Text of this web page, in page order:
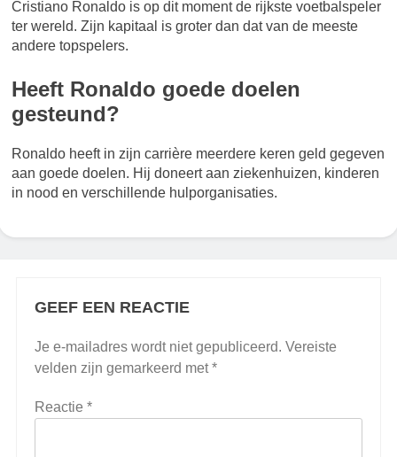
Cristiano Ronaldo is op dit moment de rijkste voetbalspeler
ter wereld. Zijn kapitaal is groter dan dat van de meeste
andere topspelers.
Heeft Ronaldo goede doelen
gesteund?
Ronaldo heeft in zijn carrière meerdere keren geld gegeven
aan goede doelen. Hij doneert aan ziekenhuizen, kinderen
in nood en verschillende hulporganisaties.
GEEF EEN REACTIE
Je e-mailadres wordt niet gepubliceerd. Vereiste
velden zijn gemarkeerd met*
Reactie *